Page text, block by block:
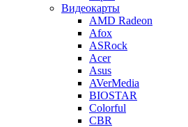
Видеокарты
AMD Radeon
Afox
ASRock
Acer
Asus
AVerMedia
BIOSTAR
Colorful
CBR